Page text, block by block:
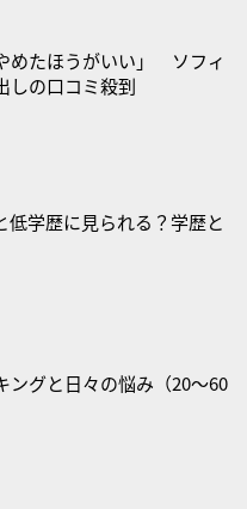
めたほうがいい」 ソフィ
しの口コミ殺到
低学歴に見られる？学歴と
ングと日々の悩み（20〜60